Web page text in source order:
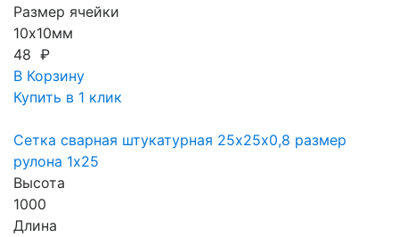
Размер ячейки
10х10мм
48 ₽
В Корзину
Купить в 1 клик
Сетка сварная штукатурная 25х25х0,8 размер
рулона 1х25
Высота
1000
Длина